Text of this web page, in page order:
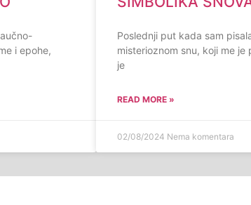
i epohe,
Poslednji put kada sam
misterioznom snu, koji me
je
READ MORE »
02/08/2024 Nema komentara